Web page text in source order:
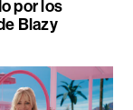
por los
Blazy